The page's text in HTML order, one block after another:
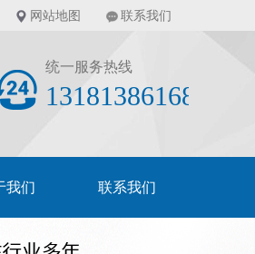
网站地图 联系我们
统一服务热线
13181386168
我们 联系我们